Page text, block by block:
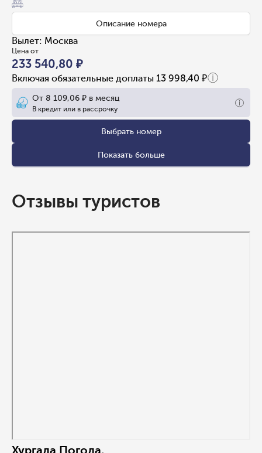
Описание номера
Вылет: Москва
Цена от
233 540,80 ₽
Включая обязательные доплаты 13 998,40 ₽
От 8 109,06 ₽ в месяц
В кредит или в рассрочку
Выбрать номер
Показать больше
Отзывы туристов
Хургада Погода.